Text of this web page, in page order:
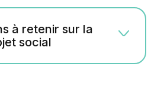
à retenir sur la
social